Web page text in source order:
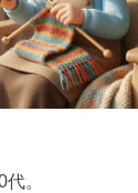
。